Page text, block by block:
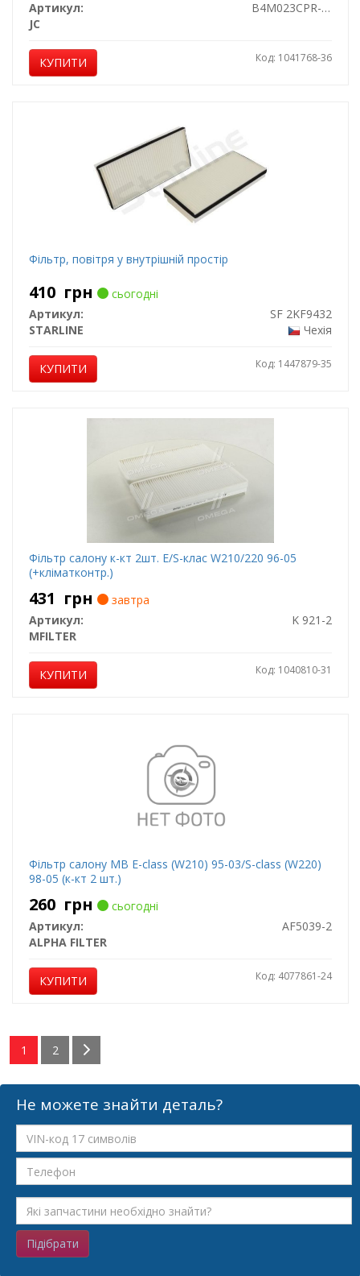
Артикул:
B4M023CPR-2X
JC
КУПИТИ Код: 1041768-36
Фільтр, повітря у внутрішній простір
410 грн
сьогодні
Артикул:
SF 2KF9432
STARLINE
Чехія
КУПИТИ Код: 1447879-35
Фільтр салону к-кт 2шт. E/S-клас W210/220 96-05
(+кліматконтр.)
431 грн
завтра
Артикул:
K 921-2
MFILTER
КУПИТИ Код: 1040810-31
Фільтр салону MB E-class (W210) 95-03/S-class (W220)
98-05 (к-кт 2 шт.)
260 грн
сьогодні
Артикул:
AF5039-2
ALPHA FILTER
КУПИТИ Код: 4077861-24
1 2
Не можете знайти деталь?
Підібрати